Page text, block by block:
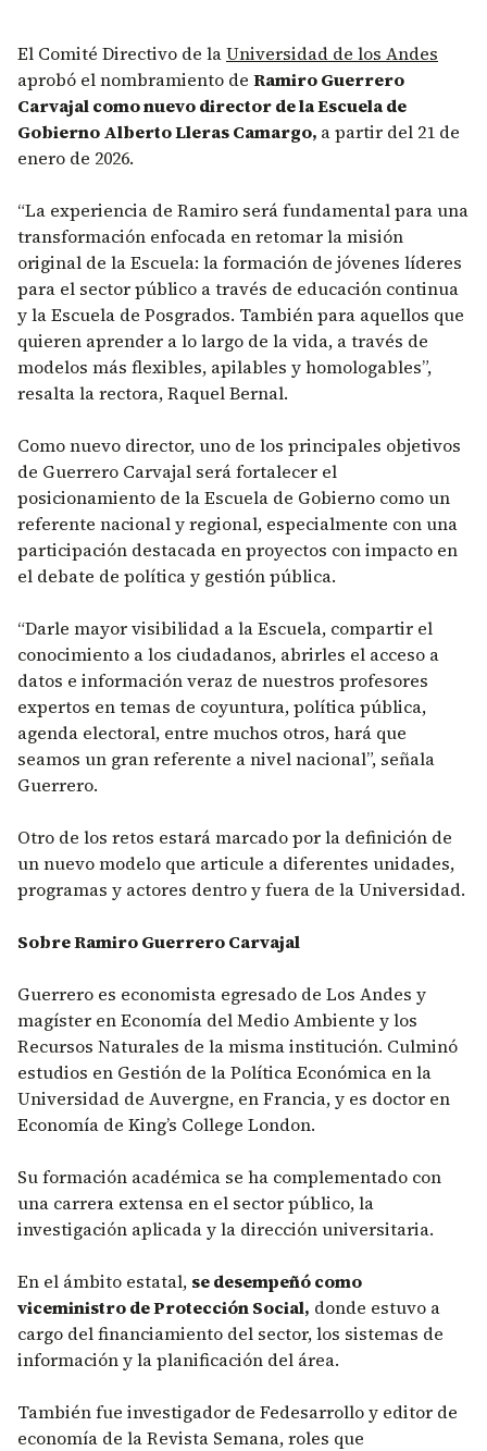
El Comité Directivo de laUniversidad de los Andes
aprobó el nombramiento de Ramiro Guerrero
Carvajal como nuevo director de la Escuela de
Gobierno Alberto Lleras Camargo, a partir del 21 de
enero de 2026.
“La experiencia de Ramiro será fundamental para una
transformación enfocada en retomar la misión
original de la Escuela: la formación de jóvenes líderes
para el sector público a través de educación continua
y la Escuela de Posgrados. También para aquellos que
quieren aprender a lo largo de la vida, a través de
modelos más flexibles, apilables y homologables”,
resalta la rectora, Raquel Bernal.
Como nuevo director, uno de los principales objetivos
de Guerrero Carvajal será fortalecer el
posicionamiento de la Escuela de Gobierno como un
referente nacional y regional, especialmente con una
participación destacada en proyectos con impacto en
el debate de política y gestión pública.
“Darle mayor visibilidad a la Escuela, compartir el
conocimiento a los ciudadanos, abrirles el acceso a
datos e información veraz de nuestros profesores
expertos en temas de coyuntura, política pública,
agenda electoral, entre muchos otros, hará que
seamos un gran referente a nivel nacional”, señala
Guerrero.
Otro de los retos estará marcado por la definición de
un nuevo modelo que articule a diferentes unidades,
programas y actores dentro y fuera de la Universidad.
Sobre Ramiro Guerrero Carvajal
Guerrero es economista egresado de Los Andes y
magíster en Economía del Medio Ambiente y los
Recursos Naturales de la misma institución. Culminó
estudios en Gestión de la Política Económica en la
Universidad de Auvergne, en Francia, y es doctor en
Economía de King’s College London.
Su formación académica se ha complementado con
una carrera extensa en el sector público, la
investigación aplicada y la dirección universitaria.
En el ámbito estatal, se desempeñó como
viceministro de Protección Social, donde estuvo a
cargo del financiamiento del sector, los sistemas de
información y la planificación del área.
También fue investigador de Fedesarrollo y editor de
economía de la Revista Semana, roles que